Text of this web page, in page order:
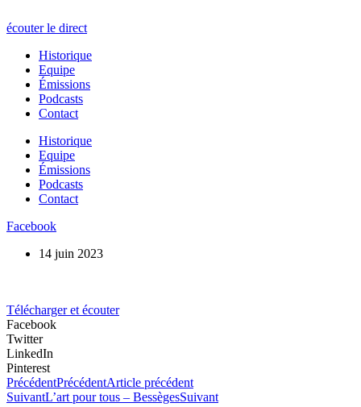
écouter le direct
Historique
Equipe
Émissions
Podcasts
Contact
Historique
Equipe
Émissions
Podcasts
Contact
Facebook
14 juin 2023
Télécharger et écouter
Facebook
Twitter
LinkedIn
Pinterest
PrécédentPrécédentArticle précédent
SuivantL’art pour tous – BessègesSuivant